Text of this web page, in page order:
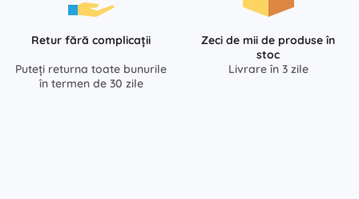
Retur fără complicații
Puteți returna toate bunurile
în termen de 30 zile
Zeci de mii de produse în
stoc
Livrare în 3 zile